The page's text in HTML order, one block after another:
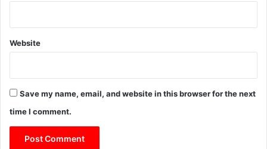
Website
Save my name, email, and website in this browser for the next
time I comment.